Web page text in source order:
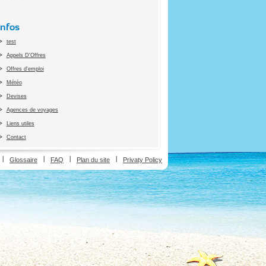
test
Appels D'Offres
Offres d'emploi
Météo
Devises
Agences de voyages
Liens utiles
Contact
Glossaire FAQ Plan du site Privaty Policy